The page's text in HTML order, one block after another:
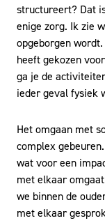
structureert? Dat
enige zorg. Ik zie
opgeborgen
heeft gekozen
ga je de
ieder geval fysiek
Het omgaan met
complex
wat voor een
met elkaar
we binnen de
met elkaar